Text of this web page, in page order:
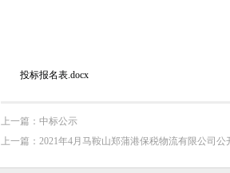
投标报名表.docx
上一篇： 中标公示
上一篇： 2021年4月马鞍山郑蒲港保税物流有限公司